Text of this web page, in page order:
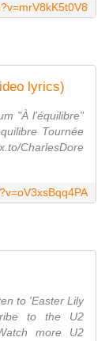
lyrics)
"À l'équilibre"
Tournée
CharlesDore
to 'Easter Lily
to the U2
more U2